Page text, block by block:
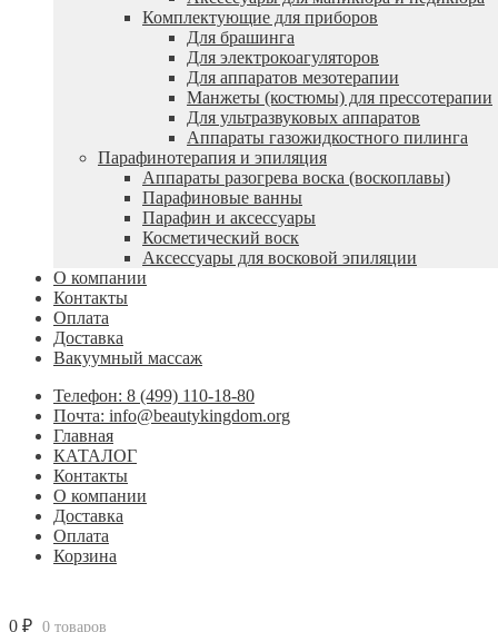
Комплектующие для приборов
Для брашинга
Для электрокоагуляторов
Для аппаратов мезотерапии
Манжеты (костюмы) для прессотерапии
Для ультразвуковых аппаратов
Аппараты газожидкостного пилинга
Парафинотерапия и эпиляция
Аппараты разогрева воска (воскоплавы)
Парафиновые ванны
Парафин и аксессуары
Косметический воск
Аксессуары для восковой эпиляции
О компании
Контакты
Оплата
Доставка
Вакуумный массаж
Телефон: 8 (499) 110-18-80
Почта: info@beautykingdom.org
Главная
КАТАЛОГ
Контакты
О компании
Доставка
Оплата
Корзина
0 ₽ 0 товаров